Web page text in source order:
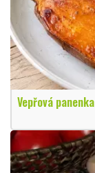
Vepřová